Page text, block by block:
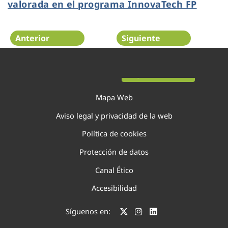
valorada en el programa InnovaTech FP
Anterior Siguiente
Mapa Web
Aviso legal y privacidad de la web
Política de cookies
Protección de datos
Canal Ético
Accesibilidad
Síguenos en: